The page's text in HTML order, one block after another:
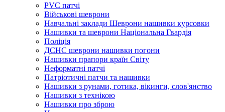
PVC патчі
Військові шеврони
Навчальні заклади Шеврони нашивки курсовки
Нашивки та шеврони Національна Гвардія
Поліція
ДСНС шеврони нашивки погони
Нашивки прапори країн Світу
Неформатні патчі
Патріотичні патчи та нашивки
Нашивки з рунами, готика, вікинги, слов'янство
Нашивки з технікою
Нашивки про зброю